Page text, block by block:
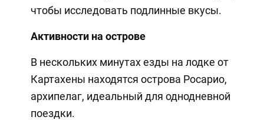
чтобы исследовать подлинные вкусы.
Активности на острове
В нескольких минутах езды на лодке от
Картахены находятся острова Росарио,
архипелаг, идеальный для однодневной
поездки.